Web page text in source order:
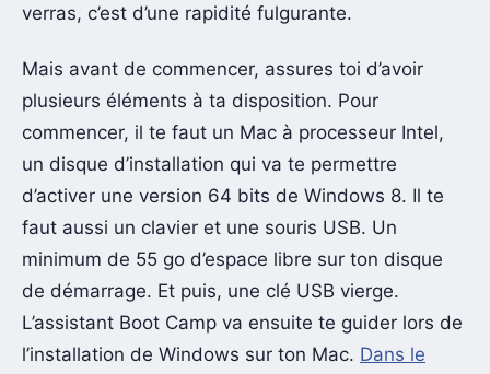
verras, c’est d’une rapidité fulgurante.
Mais avant de commencer, assures toi d’avoir
plusieurs éléments à ta disposition. Pour
commencer, il te faut un Mac à processeur Intel,
un disque d’installation qui va te permettre
d’activer une version 64 bits de Windows 8. Il te
faut aussi un clavier et une souris USB. Un
minimum de 55 go d’espace libre sur ton disque
de démarrage. Et puis, une clé USB vierge.
L’assistant Boot Camp va ensuite te guider lors de
l’installation de Windows sur ton Mac. Dans le